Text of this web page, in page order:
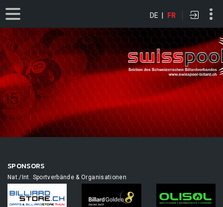
DE | FR
SPONSORS
Nat./Int. Sportverbände & Organisationen